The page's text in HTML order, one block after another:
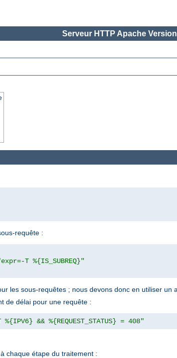
Serveur HTTP Apache
requête :
T %{IS_SUBREQ}"
les sous-requêtes ; nous devons donc en utiliser un
de délai pour une requête :
&& %{REQUEST_STATUS} = 408"
chaque étape du traitement :